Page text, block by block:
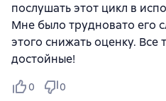
послушать этот цикл в
Мне было трудновато его
этого снижать оценку. Все
достойные!
0 0